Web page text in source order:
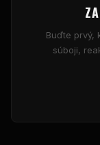
Buďte prvý,
súboji,